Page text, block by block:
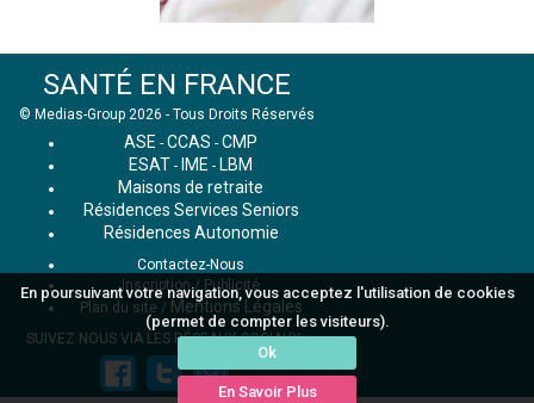
En poursuivant votre navigation, vous acceptez l'utilisation de cookies
(permet de compter les visiteurs).
Ok
En Savoir Plus
SANTÉ EN FRANCE
© Medias-Group 2026 - Tous Droits Réservés
ASE - CCAS - CMP
ESAT - IME - LBM
Maisons de retraite
Résidences Services Seniors
Résidences Autonomie
Contactez-Nous
Inscription / Publicité
Plan du site / Mentions Légales
SUIVEZ NOUS VIA LES RÉSEAUX SOCIAUX :